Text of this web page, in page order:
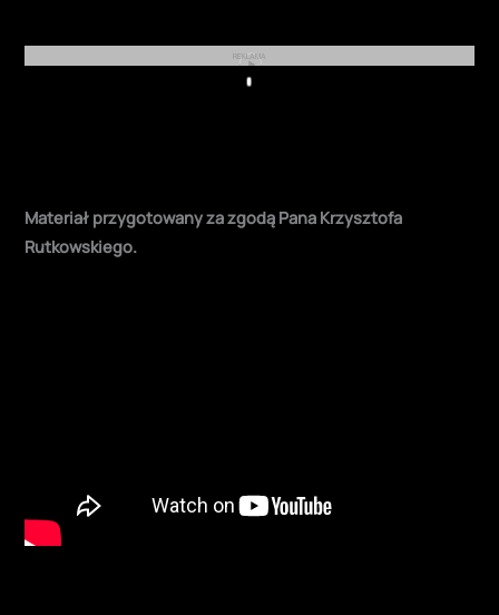
REKLAMA
Play
Materiał przygotowany za zgodą Pana Krzysztofa
Rutkowskiego.